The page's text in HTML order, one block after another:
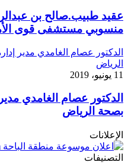
عقيد طبيب.صالح بن
منسوبي مستشفى قوى
الدكتور عصام الغامدي مدير
الرياض
11 يونيو، 2019
الدكتور عصام الغامدي
بصحة الرياض
الإعلانات
التصنيفات